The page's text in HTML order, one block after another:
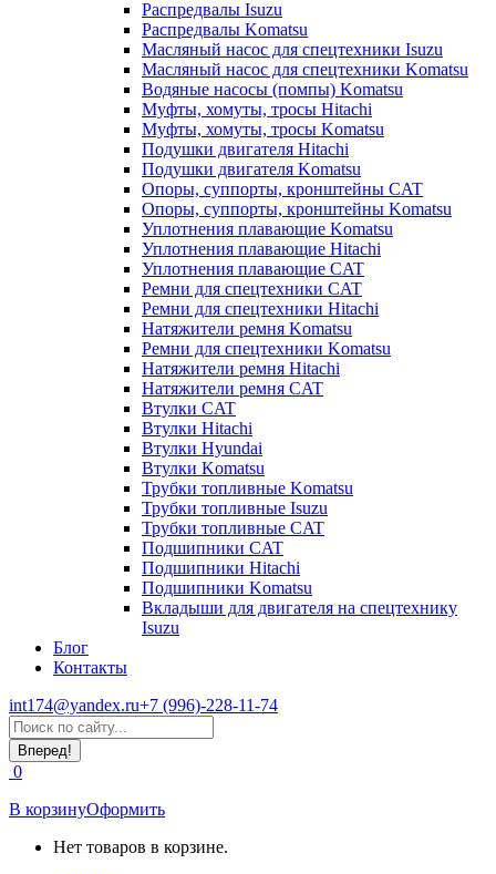
Распредвалы Isuzu
Распредвалы Komatsu
Масляный насос для спецтехники Isuzu
Масляный насос для спецтехники Komatsu
Водяные насосы (помпы) Komatsu
Муфты, хомуты, тросы Hitachi
Муфты, хомуты, тросы Komatsu
Подушки двигателя Hitachi
Подушки двигателя Komatsu
Опоры, суппорты, кронштейны CAT
Опоры, суппорты, кронштейны Komatsu
Уплотнения плавающие Komatsu
Уплотнения плавающие Hitachi
Уплотнения плавающие CAT
Ремни для спецтехники CAT
Ремни для спецтехники Hitachi
Натяжители ремня Komatsu
Ремни для спецтехники Komatsu
Натяжители ремня Hitachi
Натяжители ремня CAT
Втулки CAT
Втулки Hitachi
Втулки Hyundai
Втулки Komatsu
Трубки топливные Komatsu
Трубки топливные Isuzu
Трубки топливные CAT
Подшипники CAT
Подшипники Hitachi
Подшипники Komatsu
Вкладыши для двигателя на спецтехнику
Isuzu
Блог
Контакты
int174@yandex.ru+7 (996)-228-11-74
Страница
WhatsApp
открывается
в
новом
окне
Поиск:
0
В корзинуОформить
Нет товаров в корзине.